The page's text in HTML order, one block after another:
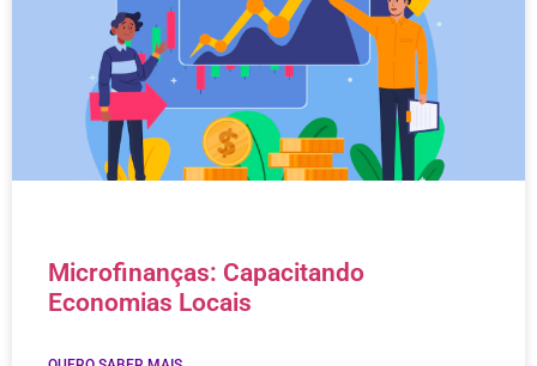
Microfinanças: Capacitando
Economias Locais